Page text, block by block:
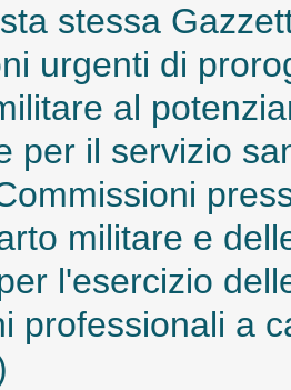
stessa
urgenti di
al
per il servizio
militare e
l'esercizio
professionali a